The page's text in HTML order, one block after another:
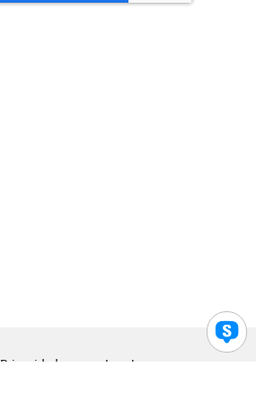
Privacidad Legal